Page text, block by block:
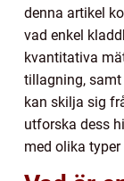
denna artikel
vad enkel
kvantitativa
tillagning,
kan skilja sig
utforska dess
med olika